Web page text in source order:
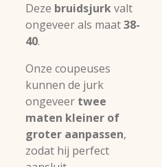
Deze bruidsjurkvalt
ongeveer als maat38-
40.
Onze coupeuses
kunnen de jurk
ongeveer twee
maten kleiner of
groter aanpassen,
zodat hij perfect